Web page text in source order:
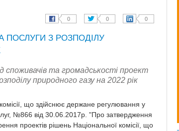
ПОСЛУГИ З РОЗПОДІЛУ
споживачів та громадськості проект
природного газу на 2022 рік
що здійснює держане регулювання у
№866 від 30.06.2017р. "Про затвердження
проектів рішень Національної комісії, що